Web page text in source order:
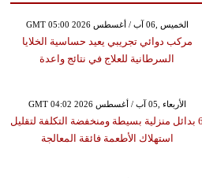
GMT 05:00 2026 الخميس ,06 آب / أغسطس
مركب دوائي تجريبي يعيد حساسية الخلايا
السرطانية للعلاج في نتائج واعدة
GMT 04:02 2026 الأربعاء ,05 آب / أغسطس
6 بدائل منزلية بسيطة ومنخفضة التكلفة لتقليل
استهلاك الأطعمة فائقة المعالجة